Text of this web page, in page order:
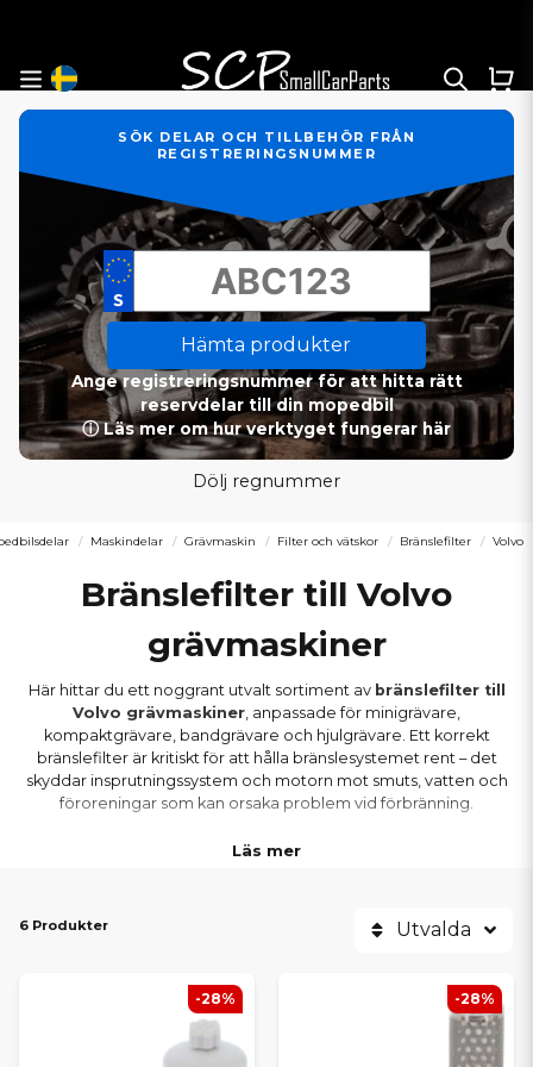
SÖK DELAR OCH TILLBEHÖR FRÅN
REGISTRERINGSNUMMER
Hämta produkter
Ange registreringsnummer för att hitta rätt
reservdelar till din mopedbil
ⓘ Läs mer om hur verktyget fungerar här
Dölj regnummer
Maskindelar Grävmaskin Filter och vätskor Bränslefilter Volvo
Bränslefilter till Volvo
grävmaskiner
Här hittar du ett noggrant utvalt sortiment av bränslefilter till
Volvo grävmaskiner, anpassade för minigrävare,
kompaktgrävare, bandgrävare och hjulgrävare. Ett korrekt
bränslefilter är kritiskt för att hålla bränslesystemet rent – det
skyddar insprutningssystem och motorn mot smuts, vatten och
föroreningar som kan orsaka problem vid förbränning.
Vi erbjuder bränslefilter för hela Volvo-programmet. Oavsett om
BRÄNSLEFILTER TILL
Vi täcker ett brett utbud av Volvo-grävmaskiner: små
Läs mer
6 Produkter Utvalda
-28% -28%